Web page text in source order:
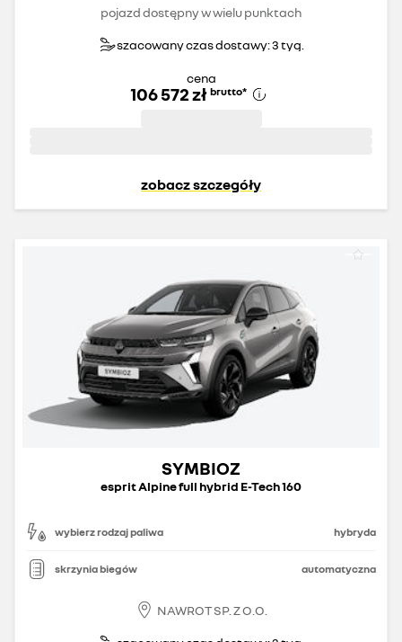
pojazd dostępny w wielu punktach
szacowany czas dostawy: 3 tyg.
cena
106 572 zł brutto*
zobacz szczegóły
SYMBIOZ
esprit Alpine full hybrid E-Tech 160
wybierz rodzaj paliwa hybryda
skrzynia biegów automatyczna
NAWROT SP. Z O.O.